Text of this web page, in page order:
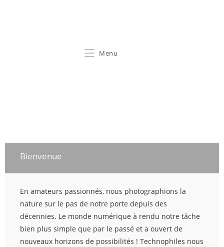
Menu
Bienvenue
En amateurs passionnés, nous photographions la
nature sur le pas de notre porte depuis des
décennies. Le monde numérique à rendu notre tâche
bien plus simple que par le passé et a ouvert de
nouveaux horizons de possibilités ! Technophiles nous